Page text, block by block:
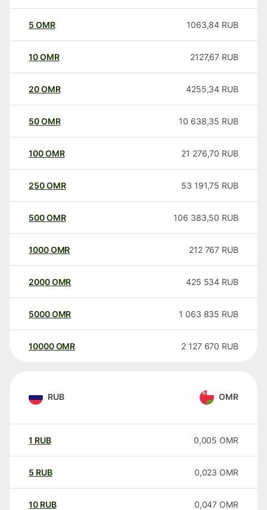
5 OMR 1063,84 RUB
10OMR 2127,67 RUB
20OMR 4255,34 RUB
50OMR 10 638,35 RUB
100OMR 21 276,70 RUB
250OMR 53 191,75 RUB
500OMR 106 383,50 RUB
1000OMR 212 767 RUB
2000OMR 425 534 RUB
5000OMR 1 063 835 RUB
10000 OMR 2 127 670 RUB
RUB OMR
1 RUB 0,005 OMR
5 RUB 0,023 OMR
10 RUB 0,047 OMR